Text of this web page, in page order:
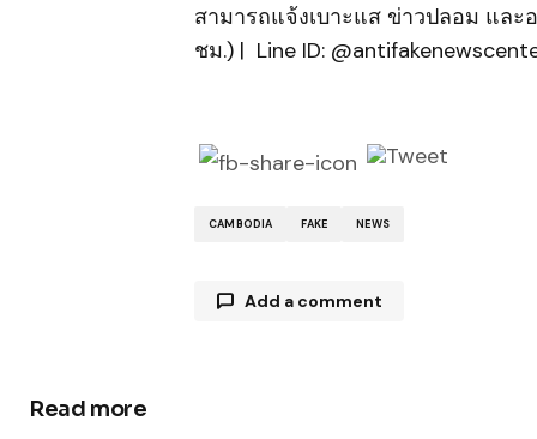
สามารถแจ้งเบาะแส ข่าวปลอม และ
ชม.) | Line ID:
CAMBODIA FAKE NEWS
Add a comment
Read more